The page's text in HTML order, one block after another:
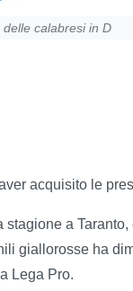
calabresi in D
acquisito le
stagione a
giallorosse ha
Lega Pro.